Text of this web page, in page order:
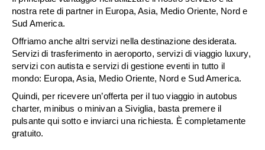
nostra rete di partner in Europa, Asia, Medio Oriente, Nord e
Sud America.
Offriamo anche altri servizi nella destinazione desiderata.
Servizi di trasferimento in aeroporto, servizi di viaggio luxury,
servizi con autista e servizi di gestione eventi in tutto il
mondo: Europa, Asia, Medio Oriente, Nord e Sud America.
Quindi, per ricevere un’offerta per il tuo viaggio in autobus
charter, minibus o minivan a Siviglia, basta premere il
pulsante qui sotto e inviarci una richiesta. È completamente
gratuito.